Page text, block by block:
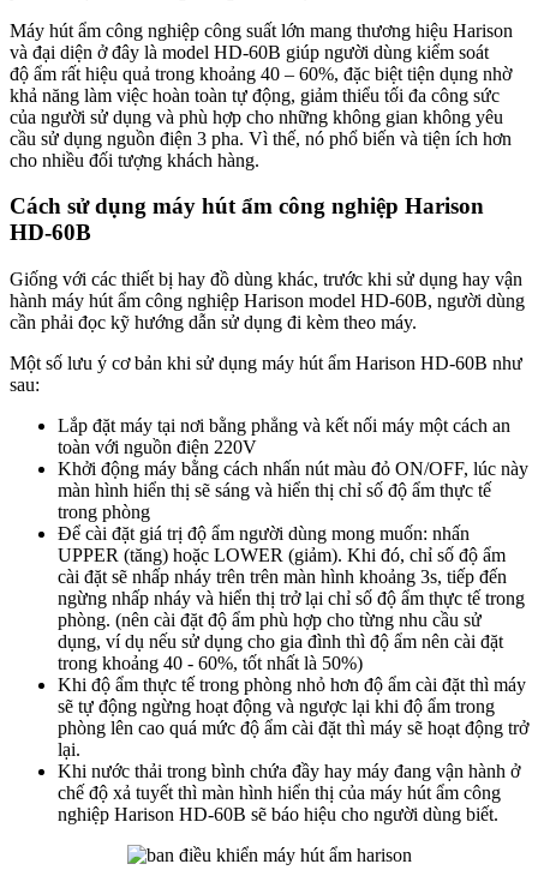
Máy hút ẩm công nghiệp công suất lớn mang thương hiệu Harison
và đại diện ở đây là model HD-60B giúp người dùng kiểm soát
độ ẩm rất hiệu quả trong khoảng 40 – 60%, đặc biệt tiện dụng nhờ
khả năng làm việc hoàn toàn tự động, giảm thiểu tối đa công sức
của người sử dụng và phù hợp cho những không gian không yêu
cầu sử dụng nguồn điện 3 pha. Vì thế, nó phổ biến và tiện ích hơn
cho nhiều đối tượng khách hàng.
Cách sử dụng máy hút ẩm công nghiệp Harison
HD-60B
Giống với các thiết bị hay đồ dùng khác, trước khi sử dụng hay vận
hành máy hút ẩm công nghiệp Harison model HD-60B, người dùng
cần phải đọc kỹ hướng dẫn sử dụng đi kèm theo máy.
Một số lưu ý cơ bản khi sử dụng máy hút ẩm Harison HD-60B như
sau:
Lắp đặt máy tại nơi bằng phẳng và kết nối máy một cách an
toàn với nguồn điện 220V
Khởi động máy bằng cách nhấn nút màu đỏ ON/OFF, lúc này
màn hình hiển thị sẽ sáng và hiển thị chỉ số độ ẩm thực tế
trong phòng
Để cài đặt giá trị độ ẩm người dùng mong muốn: nhấn
UPPER (tăng) hoặc LOWER (giảm). Khi đó, chỉ số độ ẩm
cài đặt sẽ nhấp nháy trên trên màn hình khoảng 3s, tiếp đến
ngừng nhấp nháy và hiển thị trở lại chỉ số độ ẩm thực tế trong
phòng. (nên cài đặt độ ẩm phù hợp cho từng nhu cầu sử
dụng, ví dụ nếu sử dụng cho gia đình thì độ ẩm nên cài đặt
trong khoảng 40 - 60%, tốt nhất là 50%)
Khi độ ẩm thực tế trong phòng nhỏ hơn độ ẩm cài đặt thì máy
sẽ tự động ngừng hoạt động và ngược lại khi độ ẩm trong
phòng lên cao quá mức độ ẩm cài đặt thì máy sẽ hoạt động trở
lại.
Khi nước thải trong bình chứa đầy hay máy đang vận hành ở
chế độ xả tuyết thì màn hình hiển thị của máy hút ẩm công
nghiệp Harison HD-60B sẽ báo hiệu cho người dùng biết.